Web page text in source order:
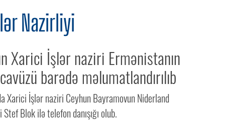
Nazirliyi
Xarici İşlər naziri Ermənistanın
barədə məlumatlandırılıb
Xarici İşlər naziri Ceyhun Bayramovun Niderland
Blok ilə telefon danışığı olub.